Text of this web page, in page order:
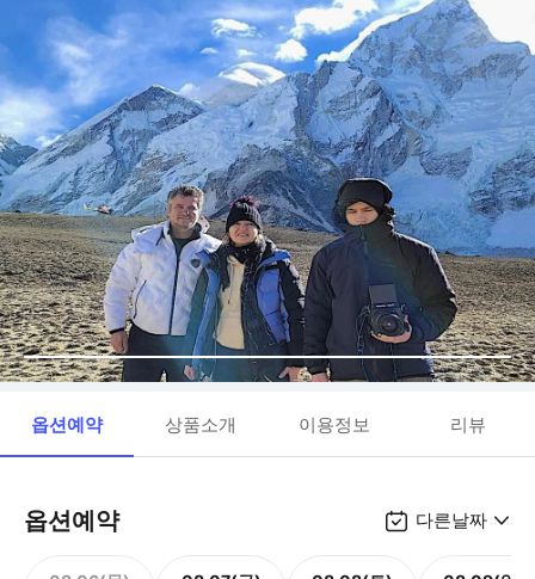
옵션예약 상품소개 이용정보 리뷰
옵션예약 다른날짜